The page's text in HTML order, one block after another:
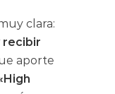
clara:
recibir
aporte